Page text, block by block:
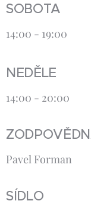
SOBOTA
14:00 - 19:00
NEDĚLE
14:00 - 20:00
Pavel Forman
SÍDLO